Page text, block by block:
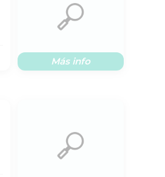
Más info